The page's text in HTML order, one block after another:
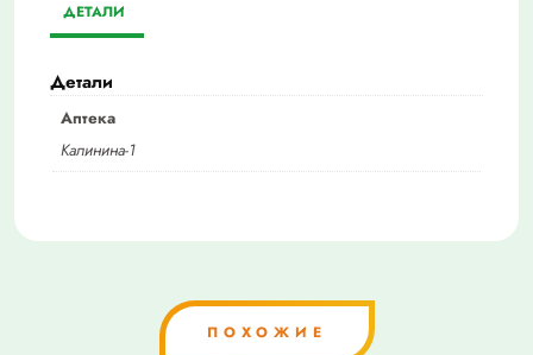
ДЕТАЛИ
Детали
Аптека
Калинина-1
ПОХОЖИЕ